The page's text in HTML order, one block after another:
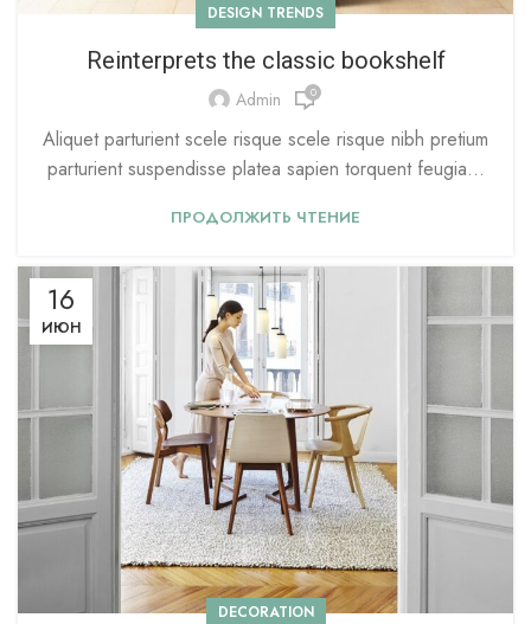
DESIGN TRENDS
Reinterprets the classic bookshelf
Admin 0
Aliquet parturient scele risque scele risque nibh pretium
parturient suspendisse platea sapien torquent feugia...
ПРОДОЛЖИТЬ ЧТЕНИЕ
16
ИЮН
DECORATION